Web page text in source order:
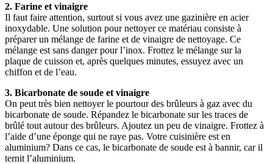
2. Farine et vinaigre
Il faut faire attention, surtout si vous avez une gazinière en acier
inoxydable. Une solution pour nettoyer ce matériau consiste à
préparer un mélange de farine et de vinaigre de nettoyage. Ce
mélange est sans danger pour l’inox. Frottez le mélange sur la
plaque de cuisson et, après quelques minutes, essuyez avec un
chiffon et de l’eau.
3. Bicarbonate de soude et vinaigre
On peut très bien nettoyer le pourtour des brûleurs à gaz avec du
bicarbonate de soude. Répandez le bicarbonate sur les traces de
brûlé tout autour des brûleurs. Ajoutez un peu de vinaigre. Frottez à
l’aide d’une éponge qui ne raye pas. Votre cuisinière est en
aluminium? Dans ce cas, le bicarbonate de soude est à bannir, car il
ternit l’aluminium.